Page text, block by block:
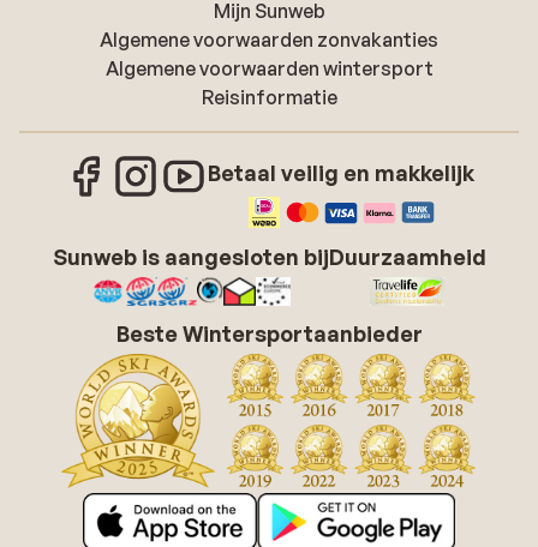
Mijn Sunweb
Algemene voorwaarden zonvakanties
Algemene voorwaarden wintersport
Reisinformatie
Betaal veilig en makkelijk
Sunweb is aangesloten bijDuurzaamheid
Beste Wintersportaanbieder